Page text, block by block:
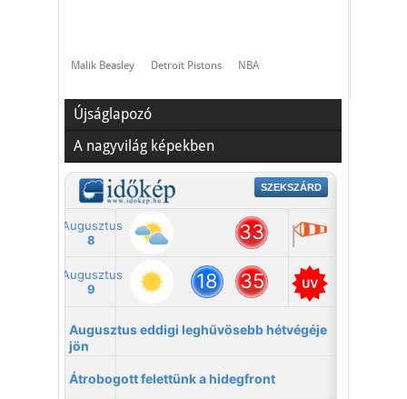
Malik Beasley Detroit Pistons NBA
Újságlapozó
A nagyvilág képekben